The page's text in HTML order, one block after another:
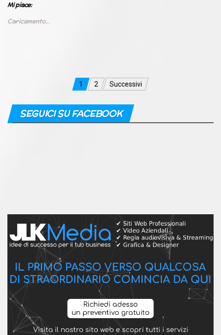
Mi piace:
Caricamento...
Navigazione
articoli
1 2 Successivi
SEGUICI SU FACEBOOK